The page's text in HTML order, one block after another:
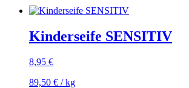
Kinderseife SENSITIV
8,95 €
89,50 € /kg